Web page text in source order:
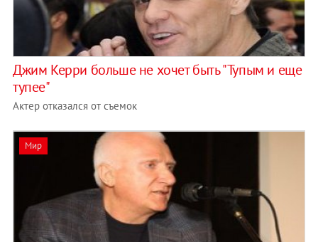
Джим Керри больше не хочет быть "Тупым и еще
тупее"
Актер отказался от съемок
Мир